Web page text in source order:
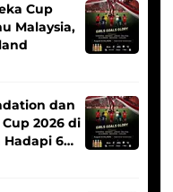
Cup
Malaysia,
dan
2026 di
Hadapi 6